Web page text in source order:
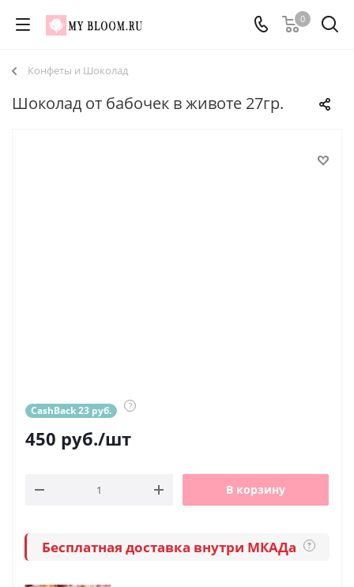
0
Конфеты и Шоколад
Шоколад от бабочек в животе 27гр.
CashBack 23 руб. ?
450 руб./шт
В корзину
Бесплатная доставка внутри МКАДа ?